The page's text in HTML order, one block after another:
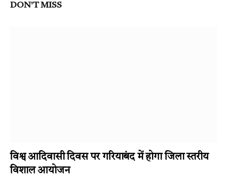
DON'T MISS
विश्व आदिवासी दिवस पर गरियाबंद में होगा जिला स्तरीय
विशाल आयोजन